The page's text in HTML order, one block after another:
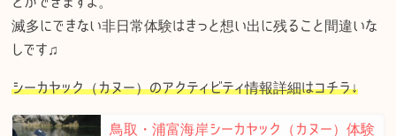
滅多にできない非日常体験はきっと想い出に残ること間違いな
しです♫
シーカヤック（カヌー）のアクティビティ情報詳細はコチラ↓
鳥取・浦富海岸シーカヤック（カヌー）体験